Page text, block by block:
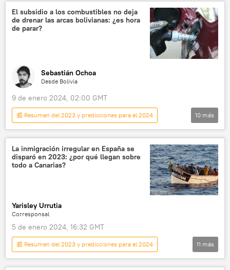
ICBC
Banco de China
Luis Arce
Bolivia
Gobierno de Bolivia
yuan
relaciones comerciales
💬 Opinión y Análisis
El subsidio a los combustibles no deja
de drenar las arcas bolivianas: ¿es hora
de parar?
Sebastián Ochoa
Desde Bolivia
9 de enero 2024, 02:00 GMT
📰 Resumen del 2023 y predicciones para el 2024
América Latina
Bolivia
Gobierno de Bolivia
Luis Arce
YPFB
Banco Central de Bolivia
10 más
La inmigración irregular en España se
disparó en 2023: ¿por qué llegan sobre
todo a Canarias?
Yarisley Urrutia
Corresponsal
5 de enero 2024, 16:32 GMT
📰 Resumen del 2023 y predicciones para el 2024
España
sociedad
seguridad
11 más